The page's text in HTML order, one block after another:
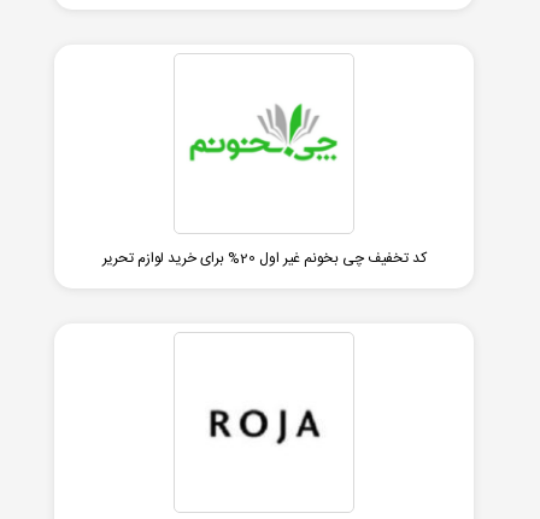
کد تخفیف چی بخونم غیر اول 20% برای خرید لوازم تحریر